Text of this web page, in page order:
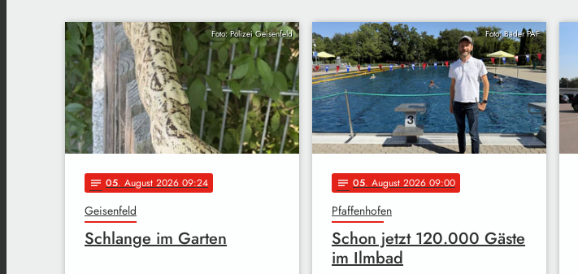
Foto: Polizei Geisenfeld
notes 05. August 2026 09:24
Geisenfeld
Schlange im Garten
Foto: Bäder PAF
notes 05. August 2026 09:00
Pfaffenhofen
Schon jetzt 120.000 Gäste
im Ilmbad